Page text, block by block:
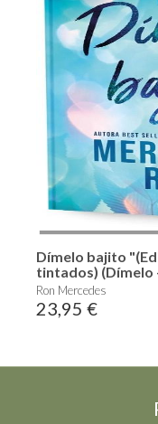
Dímelo bajito
tintados) (Dímelo
Ron Mercedes
23,95 €